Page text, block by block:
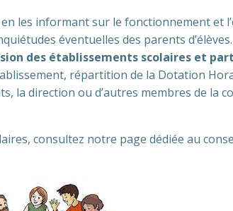
les informant sur le fonctionnement et
éventuelles des parents d’élèves.
des établissements scolaires et
répartition de la Dotation
la direction ou d’autres membres de la
consultez notre page dédiée au